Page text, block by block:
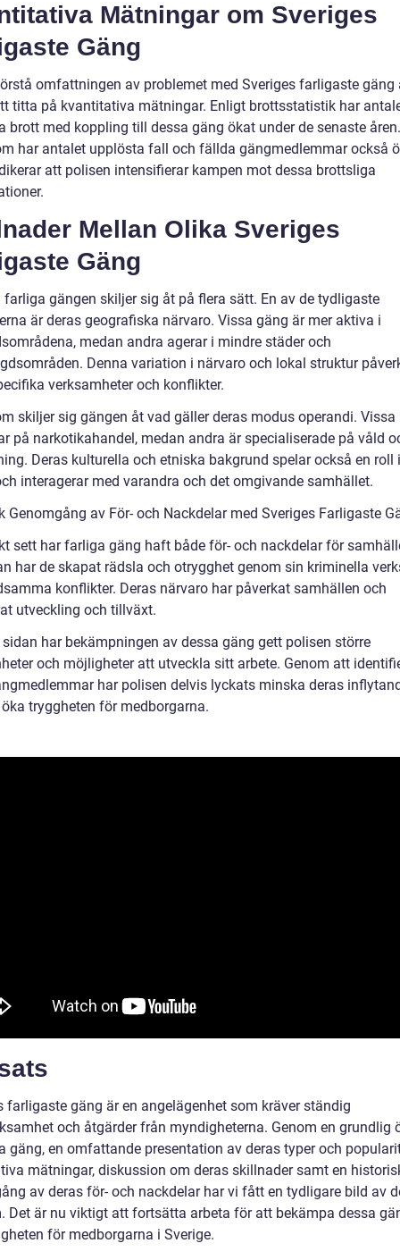
Mätningar om Sveriges
Gäng
omfattningen av problemet med Sveriges farligaste gäng
titta på kvantitativa mätningar. Enligt brottsstatistik har
brott med koppling till dessa gäng ökat under de senaste åren.
har antalet upplösta fall och fällda gängmedlemmar också
att polisen intensifierar kampen mot dessa brottsliga
Mellan Olika Sveriges
Gäng
farliga gängen skiljer sig åt på flera sätt. En av de tydligaste
är deras geografiska närvaro. Vissa gäng är mer aktiva i
medan andra agerar i mindre städer och
Denna variation i närvaro och lokal struktur
verksamheter och konflikter.
skiljer sig gängen åt vad gäller deras modus operandi. Vissa
på narkotikahandel, medan andra är specialiserade på våld
Deras kulturella och etniska bakgrund spelar också en roll
interagerar med varandra och det omgivande samhället.
Genomgång av För- och Nackdelar med Sveriges Farligaste
sett har farliga gäng haft både för- och nackdelar för
har de skapat rädsla och otrygghet genom sin kriminella
konflikter. Deras närvaro har påverkat samhällen och
utveckling och tillväxt.
har bekämpningen av dessa gäng gett polisen större
och möjligheter att utveckla sitt arbete. Genom att
har polisen delvis lyckats minska deras
tryggheten för medborgarna.
farligaste gäng är en angelägenhet som kräver ständig
och åtgärder från myndigheterna. Genom en grundlig
gäng, en omfattande presentation av deras typer och
mätningar, diskussion om deras skillnader samt en
av deras för- och nackdelar har vi fått en tydligare bild av
Det är nu viktigt att fortsätta arbeta för att bekämpa dessa
för medborgarna i Sverige.